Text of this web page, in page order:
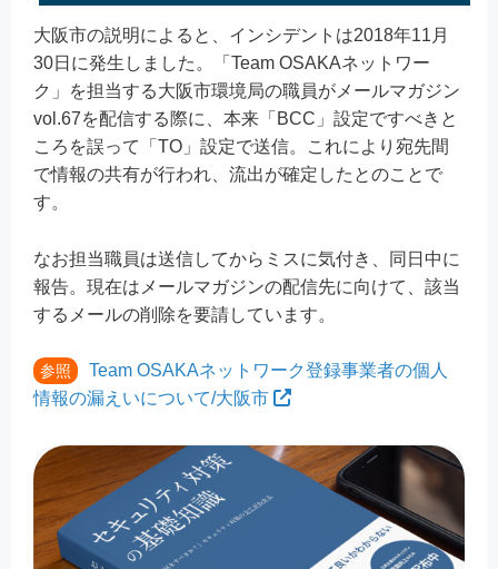
大阪市の説明によると、インシデントは2018年11月
30日に発生しました。「Team OSAKAネットワー
ク」を担当する大阪市環境局の職員がメールマガジン
vol.67を配信する際に、本来「BCC」設定ですべきと
ころを誤って「TO」設定で送信。これにより宛先間
で情報の共有が行われ、流出が確定したとのことで
す。
なお担当職員は送信してからミスに気付き、同日中に
報告。現在はメールマガジンの配信先に向けて、該当
するメールの削除を要請しています。
参照
Team OSAKAネットワーク登録事業者の個人
情報の漏えいについて/大阪市